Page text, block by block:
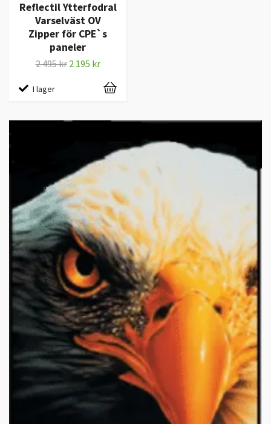
Reflectil Ytterfodral
Varselväst OV
Zipper för CPE`s
paneler
2 495 kr 2 195 kr
I lager